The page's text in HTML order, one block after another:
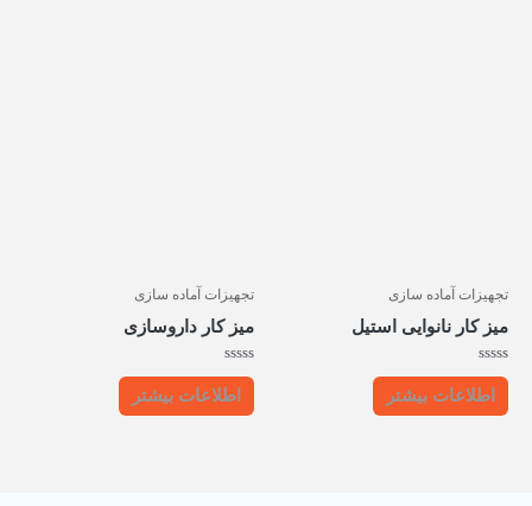
تجهیزات آماده سازی
میز کار نانوایی استیل
امتیاز
5
اطلاعات بیشتر
تجهیزات آماده سازی
میز کار داروسازی
امتیاز
5
اطلاعات بیشتر